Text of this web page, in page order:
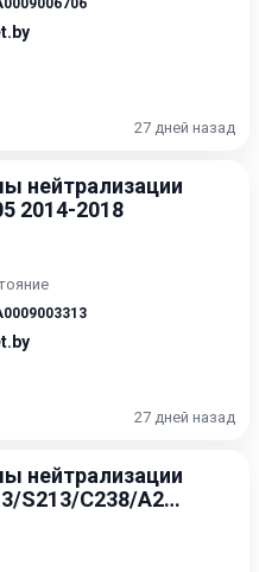
27 дней назад
нейтрализации
2014-2018
27 дней назад
нейтрализации
S213/C238/A238